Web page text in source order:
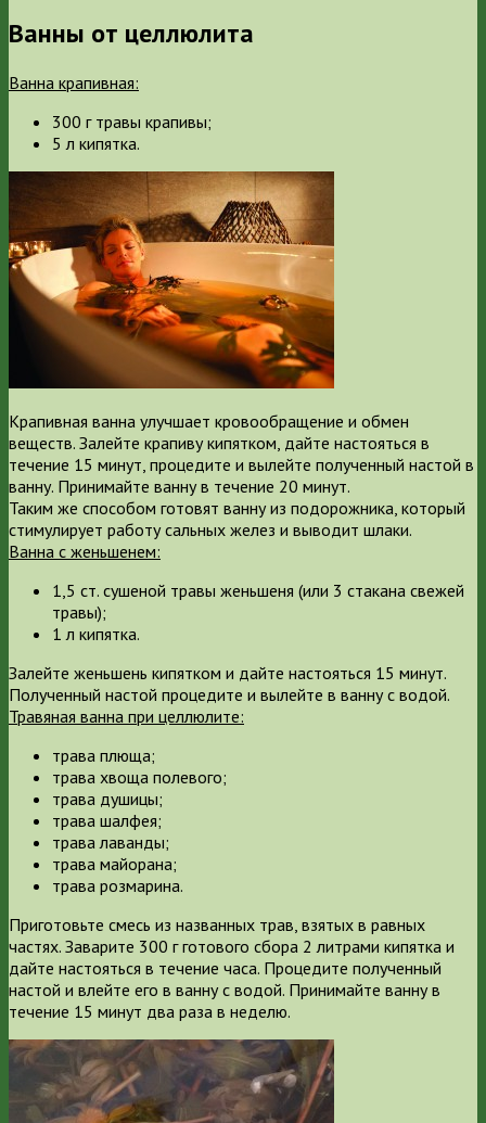
Ванны от целлюлита
Ванна крапивная:
300 г травы крапивы;
5 л кипятка.
Крапивная ванна улучшает кровообращение и обмен
веществ. Залейте крапиву кипятком, дайте настояться в
течение 15 минут, процедите и вылейте полученный настой в
ванну. Принимайте ванну в течение 20 минут.
Таким же способом готовят ванну из подорожника, который
стимулирует работу сальных желез и выводит шлаки.
Ванна с женьшенем:
1,5 ст. сушеной травы женьшеня (или 3 стакана свежей
травы);
1 л кипятка.
Залейте женьшень кипятком и дайте настояться 15 минут.
Полученный настой процедите и вылейте в ванну с водой.
Травяная ванна при целлюлите:
трава плюща;
трава хвоща полевого;
трава душицы;
трава шалфея;
трава лаванды;
трава майорана;
трава розмарина.
Приготовьте смесь из названных трав, взятых в равных
частях. Заварите 300 г готового сбора 2 литрами кипятка и
дайте настояться в течение часа. Процедите полученный
настой и влейте его в ванну с водой. Принимайте ванну в
течение 15 минут два раза в неделю.